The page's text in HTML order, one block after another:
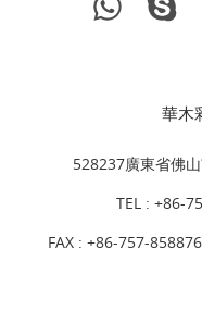
華木
528237廣東省佛
TEL : +86-
FAX : +86-757-